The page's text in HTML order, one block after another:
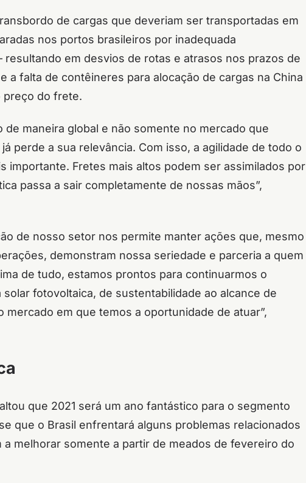
de cargas que deveriam ser transportadas em
nos portos brasileiros por inadequada
resultando em desvios de rotas e atrasos nos prazos de
a falta de contêineres para alocação de cargas na China
preço do frete.
maneira global e não somente no mercado que
perde a sua relevância. Com isso, a agilidade de todo o
importante. Fretes mais altos podem ser assimilados por
passa a sair completamente de nossas mãos”,
de nosso setor nos permite manter ações que, mesmo
demonstram nossa seriedade e parceria a quem
de tudo, estamos prontos para continuarmos o
fotovoltaica, de sustentabilidade ao alcance de
em que temos a oportunidade de atuar”,
que 2021 será um ano fantástico para o segmento
que o Brasil enfrentará alguns problemas relacionados
melhorar somente a partir de meados de fevereiro do